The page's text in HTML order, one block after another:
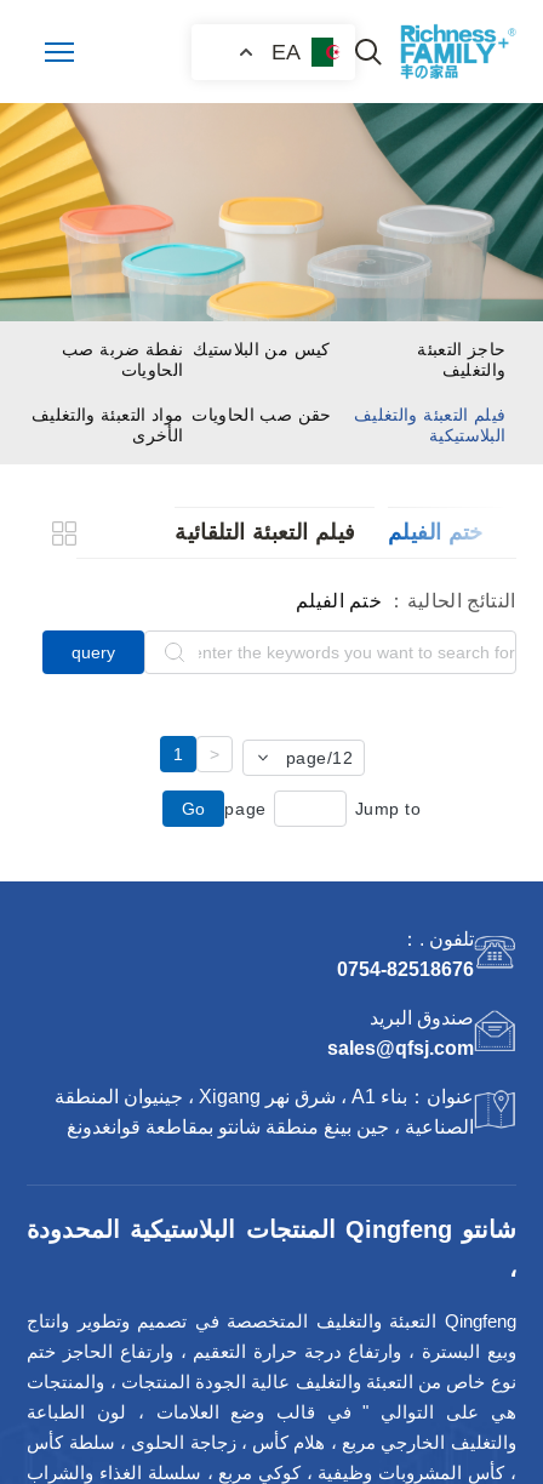
EA
حاجز التعبئة
والتغليف
كيس من البلاستيك
نفطة ضربة صب
الحاويات
فيلم التعبئة والتغليف
البلاستيكية
حقن صب الحاويات مواد التعبئة والتغليف
الأخرى
ختم الفيلم فيلم التعبئة التلقائية
النتائج الحالية： ختم الفيلم
query
12
/page
<
1
Jump to
page
Go
تلفون .：
0754-82518676
صندوق البريد
sales@qfsj.com
عنوان：بناء A1 ، شرق نهر Xigang ، جينيوان المنطقة
الصناعية ، جين بينغ منطقة شانتو بمقاطعة قوانغدونغ
شانتو Qingfeng المنتجات البلاستيكية المحدودة
،
Qingfeng التعبئة والتغليف المتخصصة في تصميم وتطوير وانتاج
وبيع البسترة ، وارتفاع درجة حرارة التعقيم ، وارتفاع الحاجز ختم
نوع خاص من التعبئة والتغليف عالية الجودة المنتجات ، والمنتجات
هي على التوالي " في قالب وضع العلامات ، لون الطباعة
والتغليف الخارجي مربع ، هلام كأس ، زجاجة الحلوى ، سلطة كأس
، كأس المشروبات وظيفية ، كوكي مربع ، سلسلة الغذاء والشراب